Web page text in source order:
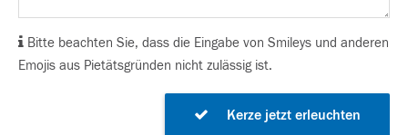
Bitte beachten Sie, dass die Eingabe von Smileys und anderen
Emojis aus Pietätsgründen nicht zulässig ist.
Kerze jetzt erleuchten